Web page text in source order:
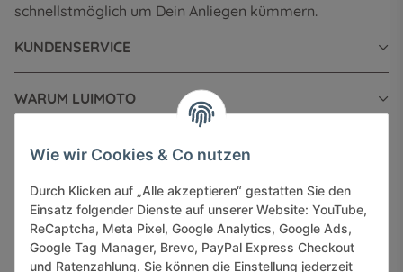
schnellstmöglich um Dein Anliegen kümmern.
KUNDENSERVICE
WARUM LUIMOTO
INFORMATIONEN
GESETZLICHE INFORMATIONEN
Wie wir Cookies & Co nutzen
Durch Klicken auf „Alle akzeptieren“ gestatten Sie den
Einsatz folgender Dienste auf unserer Website: YouTube,
ReCaptcha, Meta Pixel, Google Analytics, Google Ads,
Google Tag Manager, Brevo, PayPal Express Checkout
und Ratenzahlung. Sie können die Einstellung jederzeit